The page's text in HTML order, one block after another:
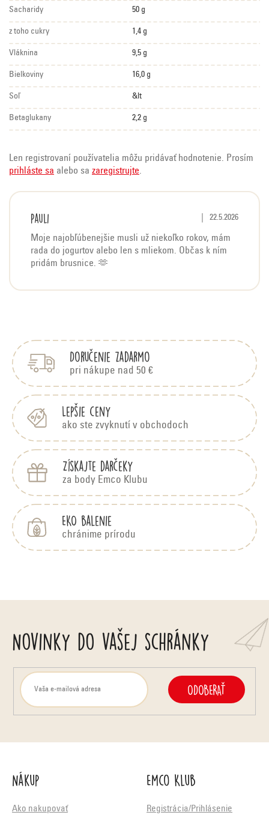
Sacharidy 50 g
z toho cukry 1,4 g
Vláknina 9,5 g
Bielkoviny 16,0 g
Soľ &lt
Betaglukany 2,2 g
Len registrovaní používatelia môžu pridávať hodnotenie. Prosím
prihláste sa alebo sa zaregistrujte.
s
o
t
n
Pauli Hodnotenie
22.5.2026
Moje najobľúbenejšie musli už niekoľko rokov, mám
rada do jogurtov alebo len s mliekom. Občas k ním
pridám brusnice. 🫶
Doručenie zadarmo
pri nákupe nad 50 €
Lepšie ceny
ako ste zvyknutí v obchodoch
Získajte darčeky
za body Emco Klubu
EKO balenie
chránime prírodu
Novinky do vašej schránky
ODOBERAŤ
Nákup
Ako nakupovať
Emco Klub
Registrácia/Prihlásenie